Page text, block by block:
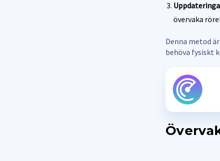
övervaka
Denna metod
behöva fysiskt